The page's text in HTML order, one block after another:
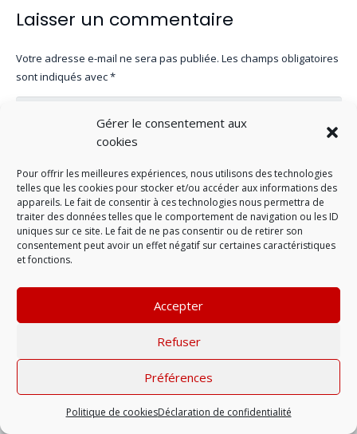
Gérer le consentement aux
cookies
Pour offrir les meilleures expériences, nous utilisons des technologies
telles que les cookies pour stocker et/ou accéder aux informations des
appareils. Le fait de consentir à ces technologies nous permettra de
traiter des données telles que le comportement de navigation ou les ID
uniques sur ce site. Le fait de ne pas consentir ou de retirer son
consentement peut avoir un effet négatif sur certaines caractéristiques
et fonctions.
Accepter
Refuser
Préférences
Politique de cookiesDéclaration de confidentialité
Laisser un commentaire
Votre adresse e-mail ne sera pas publiée. Les champs obligatoires
sont indiqués avec*
| © 2022 |
confidentialité